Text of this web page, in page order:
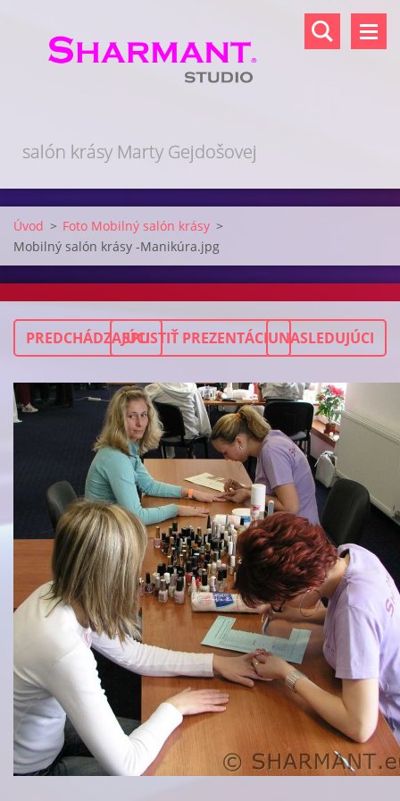
salón krásy Marty Gejdošovej
Úvod > Foto Mobilný salón krásy >
Mobilný salón krásy -Manikúra.jpg
PREDCHÁDZAJÚCISPUSTIŤ PREZENTÁCIUNASLEDUJÚCI